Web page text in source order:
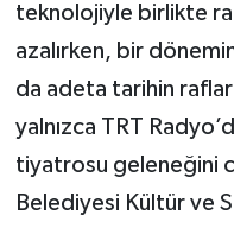
teknolojiyle birlikte
azalırken, bir
da adeta tarihin
yalnızca TRT
tiyatrosu geleneğini
Belediyesi Kültür ve